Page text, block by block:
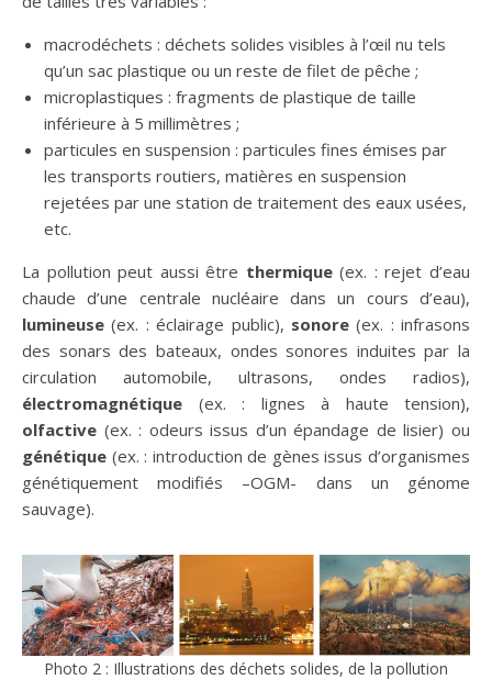
macrodéchets : déchets solides visibles à l’œil nu tels
qu’un sac plastique ou un reste de filet de pêche ;
microplastiques : fragments de plastique de taille
inférieure à 5 millimètres ;
particules en suspension : particules fines émises par
les transports routiers, matières en suspension
rejetées par une station de traitement des eaux usées,
etc.
La pollution peut aussi être thermique(ex. : rejet d’eau
chaude d’une centrale nucléaire dans un cours d’eau),
lumineuse (ex. : éclairage public), sonore(ex. : infrasons
des sonars des bateaux, ondes sonores induites par la
circulation automobile, ultrasons, ondes radios),
électromagnétique (ex. : lignes à haute tension),
olfactive (ex. : odeurs issus d’un épandage de lisier) ou
génétique (ex. : introduction de gènes issus d’organismes
génétiquement modifiés –OGM- dans un génome
sauvage).
Photo 2 : Illustrations des déchets solides, de la pollution